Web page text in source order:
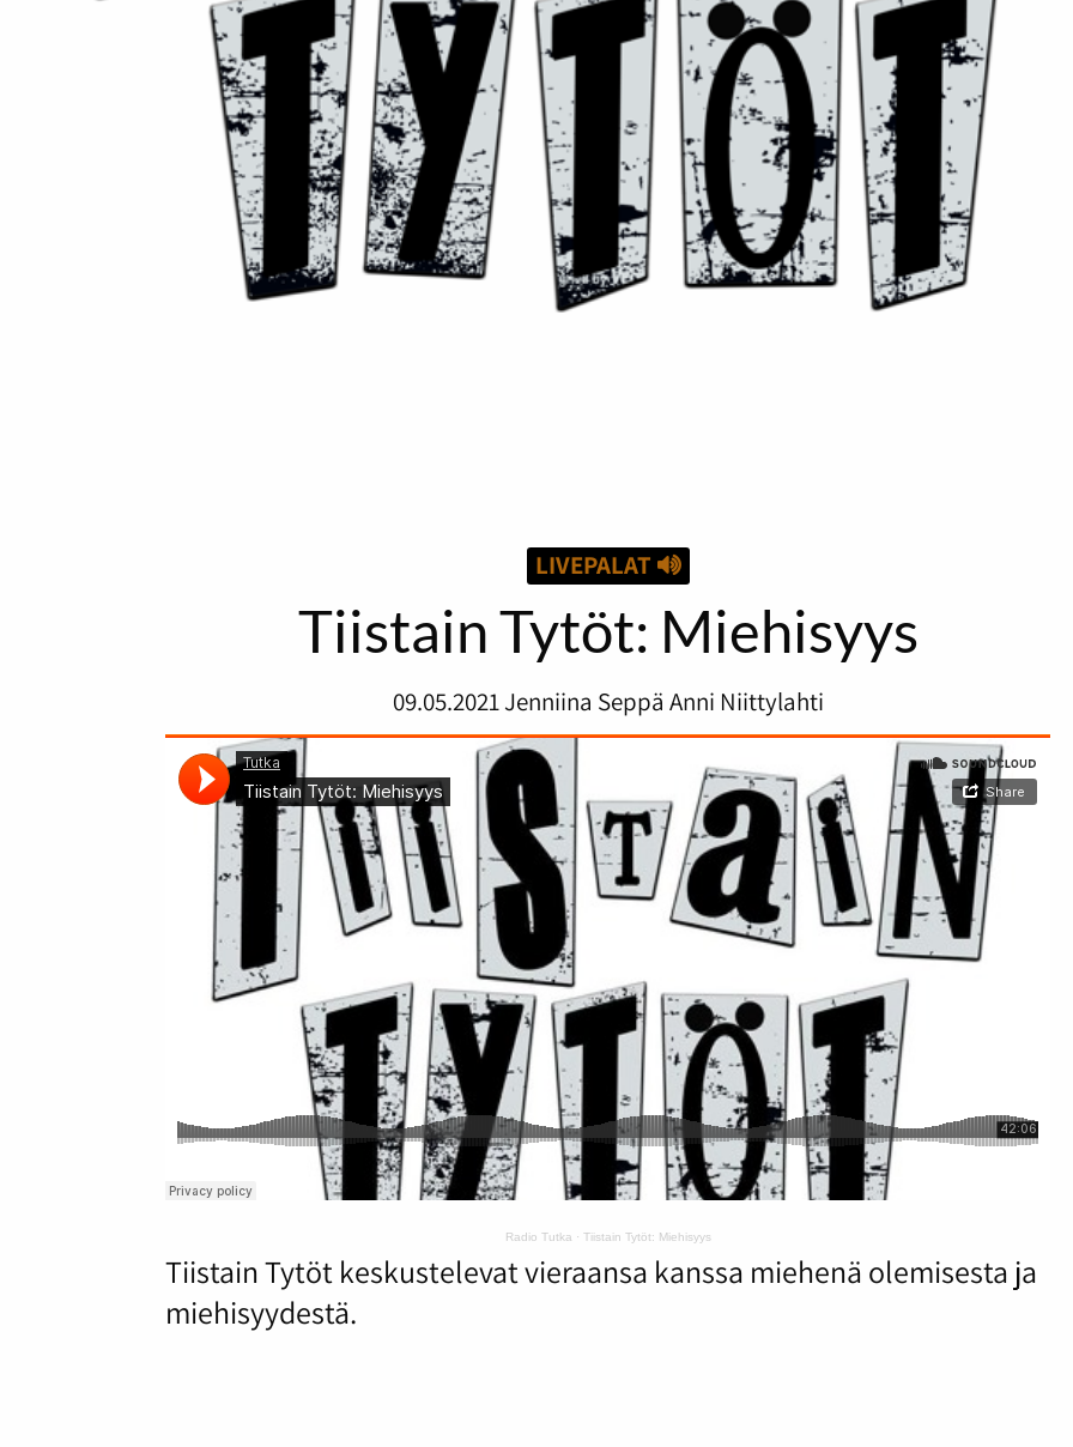
LIVEPALAT
Tiistain Tytöt: Miehisyys
09.05.2021 Jenniina Seppä Anni Niittylahti
Radio Tutka · Tiistain Tytöt: Miehisyys
Tiistain Tytöt keskustelevat vieraansa kanssa miehenä olemisesta ja
miehisyydestä.